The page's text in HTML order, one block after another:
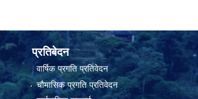
प्रतिबेदन
वार्षिक प्रगति प्रतिवेदन
चौमासिक प्रगति प्रतिवेदन